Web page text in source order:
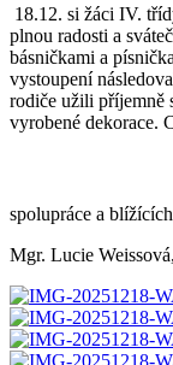
18.12. si žáci IV.
plnou radosti a
básničkami a
vystoupení
rodiče užili příjemně
vyrobené dekorace.
spolupráce a
Mgr. Lucie